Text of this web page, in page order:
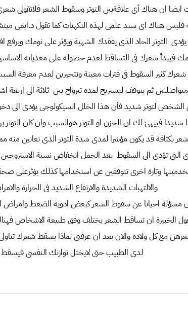
ايضا ان هناك أى علاقةبين التوتر وسقوط الشعر فلاتقولى
فليس هناك اى سند علمى لهذه التكهنات كما تقول د.ايمى
التوتر الحاد الذى يفقدك الشهية ويؤثر على نومك ويرفع
فيبدأ شعرك فى التساقط لعدم حصوله على مغذياته
كثير السقوط فى فترات معينة وتتحيرين لعدم معرفة
ثم يتوقف ليستريح لمدة تترواح بين ثلاثة الى
الشخص لتوتر شديد فأن هذا الخلل السيكولوجى يؤدى الى
فييهئ لك ان الحزن او التوتر هوالسبب وان كان التوتر
بكثافة قد يكون مؤشرا لمدى شدة التوتر الذى تعانين
التى تؤدى الى السقوط بعد الحمل انخفاض نسبة
وتارة اخرى تتوقفين عن استخدامها كذلك يؤثرعلى
والالتهبات الشديدة والارتفاع الشديد فى الحرارة
مسؤلة احيانا عن سقوط الشعر كبعض ادوية الضغط وامراض
الخبيرة ان تساقط الشعر يختلف وفق طبيعة الاشخاص
مع كل ولادة والان بعد ان عرفتى لماذا يسقط شعرك
لدى الطبيب حتى لايختل توازنك النفسى